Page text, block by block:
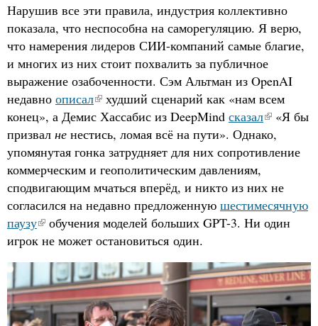
Нарушив все эти правила, индустрия коллективно
показала, что неспособна на саморегуляцию. Я верю,
что намерения лидеров СИИ-компаний самые благие,
и многих из них стоит похвалить за публичное
выражение озабоченности. Сэм Альтман из OpenAI
недавно описал
худший сценарий как «нам всем
конец», а Демис Хассабис из DeepMind сказал
«Я бы
призвал не нестись, ломая всё на пути». Однако,
упомянутая гонка затрудняет для них сопротивление
коммерческим и геополитическим давлениям,
сподвигающим мчаться вперёд, и никто из них не
согласился на недавно предложенную шестимесячную
паузу
обучения моделей больших GPT-3. Ни один
игрок не может остановиться один.